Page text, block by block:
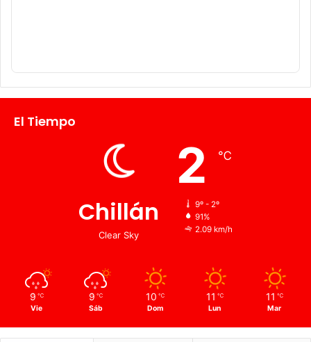
El Tiempo
Chillán
Clear Sky
2 ℃
9º - 2º
91%
2.09 km/h
9 ℃
Vie
9 ℃
Sáb
10 ℃
Dom
11 ℃
Lun
11 ℃
Mar